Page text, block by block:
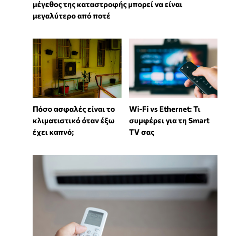
μέγεθος της καταστροφής μπορεί να είναι
μεγαλύτερο από ποτέ
Πόσο ασφαλές είναι το
κλιματιστικό όταν έξω
έχει καπνό;
Wi-Fi vs Ethernet: Τι
συμφέρει για τη Smart
TV σας